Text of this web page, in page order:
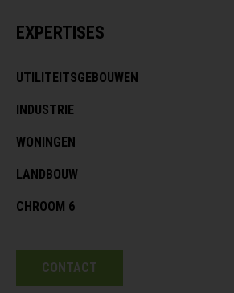
EXPERTISES
UTILITEITSGEBOUWEN
INDUSTRIE
WONINGEN
LANDBOUW
CHROOM 6
CONTACT